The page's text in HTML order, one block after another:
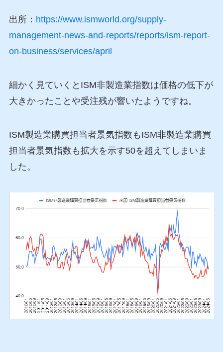
出所： https://www.ismworld.org/supply-
management-news-and-reports/reports/ism-report-
on-business/services/april
細かく見ていくとISM非製造業指数は価格の低下が
大きかったことや受注残が響いたようですね。
ISM製造業購買担当者景気指数もISM非製造業購買
担当者景気指数も拡大を示す50を超えてしまいま
した。